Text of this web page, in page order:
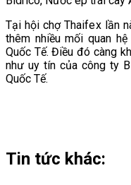
Tại hội chợ Thaifex lần
thêm nhiều mối quan
Quốc Tế. Điều đó càng
như uy tín của công ty
Quốc Tế.
Tin tức khác: